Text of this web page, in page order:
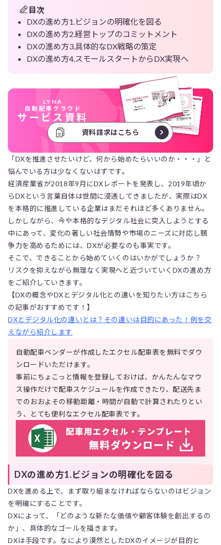
目次
DXの進め方1.ビジョンの明確化を図る
DXの進め方2.経営トップのコミットメント
DXの進め方3.具体的なDX戦略の策定
DXの進め方4.スモールスタートからDX実現へ
LYNA
自動配車クラウド
サービス資料
資料請求はこちら
「DXを推進させたいけど、何から始めたらいいのか・・・」と
悩んでいる方は少なくないはずです。
経済産業省が2018年9月にDXレポートを発表し、2019年頃か
らDXという言葉自体は世間に浸透してきましたが、実際はDX
を本格的に推進している企業はまだそれほど多くありません。
しかしながら、今や本格的なデジタル社会に突入しようとする
中にあって、変化の著しい社会情勢や市場のニーズに対応し競
争力を高めるためには、DXが必要なのも事実です。
そこで、できることから始めていくのはいかがでしょうか？
リスクを抑えながら無理なく実現へと近づいていくDXの進め方
をご紹介していきます。
【DXの概念やDXとデジタル化との違いを知りたい方はこちら
の記事がおすすめです！】
DXとデジタル化の違いとは？その違いは目的にあった！例を交
えながら紹介します
自動配車ベンダーが作成したエクセル配車表を無料でダウ
ンロードいただけます。
事前にちょこっと情報を登録しておけば、かんたんなマウ
ス操作だけで配車スケジュールを作成できたり、配送先ま
でのおおよその移動距離・時間が自動で計算されたりとい
う、とても便利なエクセル配車表です。
DXの進め方1.ビジョンの明確化を図る
DXを進める上で、まず取り組まなければならないのはビジョン
を明確にすることです。
DXによって、「どのような新たな価値や顧客体験を創出するの
か」、具体的なゴールを描きます。
DXは手段です。なにより漠然としたDXのイメージが目的と